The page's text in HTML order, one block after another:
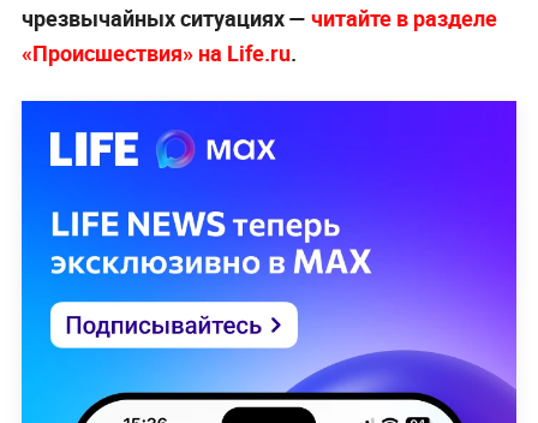
чрезвычайных ситуациях — читайте в разделе
«Происшествия» на Life.ru.